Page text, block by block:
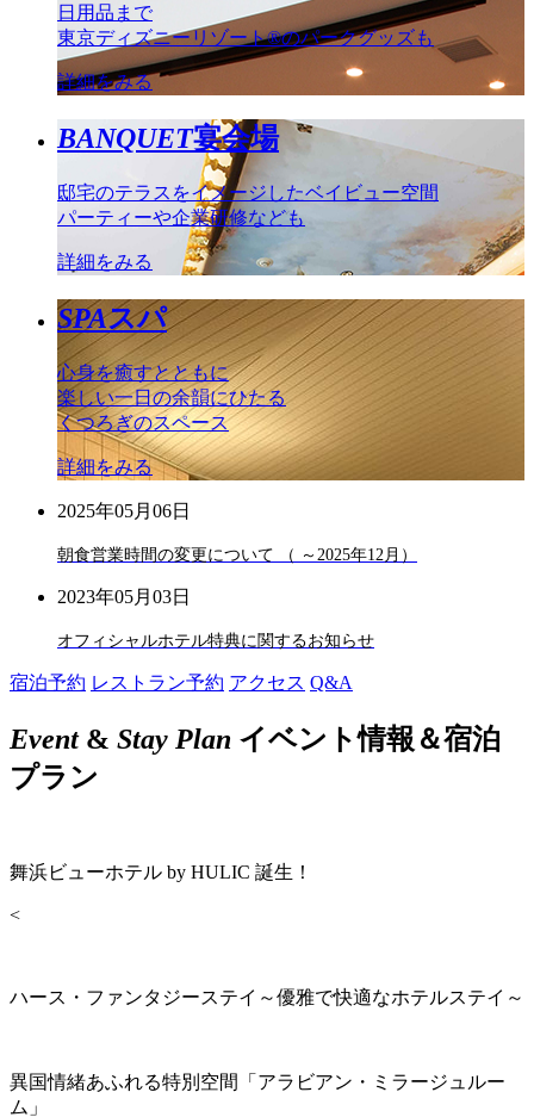
日用品まで
東京ディズニーリゾート®のパークグッズも
詳細をみる
BANQUET宴会場
邸宅のテラスをイメージしたベイビュー空間
パーティーや企業研修なども
詳細をみる
SPAスパ
心身を癒すとともに
楽しい一日の余韻にひたる
くつろぎのスペース
詳細をみる
2025年05月06日
朝食営業時間の変更について （ ～2025年12月）
2023年05月03日
オフィシャルホテル特典に関するお知らせ
宿泊予約 レストラン予約 アクセス Q&A
Event& Stay Plan イベント情報＆宿泊
プラン
舞浜ビューホテル by HULIC 誕生！
<
ハース・ファンタジーステイ～優雅で快適なホテルステイ～
異国情緒あふれる特別空間「アラビアン・ミラージュルー
ム」